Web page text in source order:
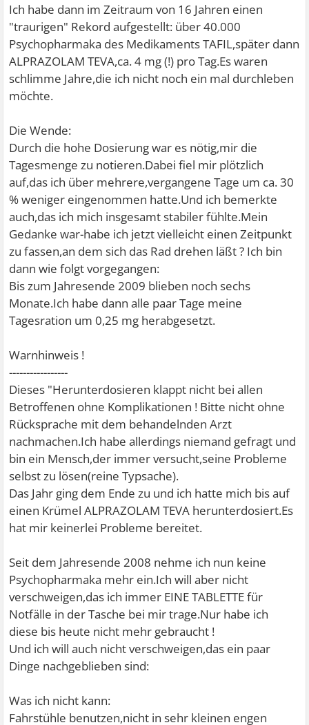
Ich habe dann im Zeitraum von 16 Jahren einen
"traurigen" Rekord aufgestellt: über 40.000
Psychopharmaka des Medikaments TAFIL,später dann
ALPRAZOLAM TEVA,ca. 4 mg (!) pro Tag.Es waren
schlimme Jahre,die ich nicht noch ein mal durchleben
möchte.
Die Wende:
Durch die hohe Dosierung war es nötig,mir die
Tagesmenge zu notieren.Dabei fiel mir plötzlich
auf,das ich über mehrere,vergangene Tage um ca. 30
% weniger eingenommen hatte.Und ich bemerkte
auch,das ich mich insgesamt stabiler fühlte.Mein
Gedanke war-habe ich jetzt vielleicht einen Zeitpunkt
zu fassen,an dem sich das Rad drehen läßt ? Ich bin
dann wie folgt vorgegangen:
Bis zum Jahresende 2009 blieben noch sechs
Monate.Ich habe dann alle paar Tage meine
Tagesration um 0,25 mg herabgesetzt.
Warnhinweis !
-----------------
Dieses "Herunterdosieren klappt nicht bei allen
Betroffenen ohne Komplikationen ! Bitte nicht ohne
Rücksprache mit dem behandelnden Arzt
nachmachen.Ich habe allerdings niemand gefragt und
bin ein Mensch,der immer versucht,seine Probleme
selbst zu lösen(reine Typsache).
Das Jahr ging dem Ende zu und ich hatte mich bis auf
einen Krümel ALPRAZOLAM TEVA herunterdosiert.Es
hat mir keinerlei Probleme bereitet.
Seit dem Jahresende 2008 nehme ich nun keine
Psychopharmaka mehr ein.Ich will aber nicht
verschweigen,das ich immer EINE TABLETTE für
Notfälle in der Tasche bei mir trage.Nur habe ich
diese bis heute nicht mehr gebraucht !
Und ich will auch nicht verschweigen,das ein paar
Dinge nachgeblieben sind:
Was ich nicht kann:
Fahrstühle benutzen,nicht in sehr kleinen engen